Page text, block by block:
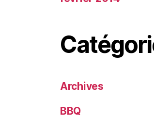
Archives
BBQ